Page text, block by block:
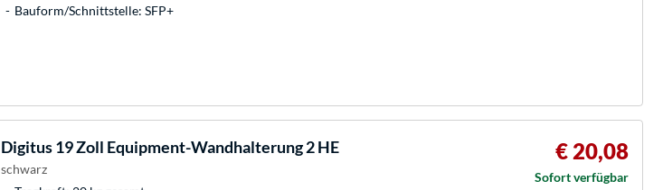
Bauform/Schnittstelle: SFP+
Digitus19 Zoll Equipment-Wandhalterung 2 HE
schwarz
€ 20,08
Sofort verfügbar